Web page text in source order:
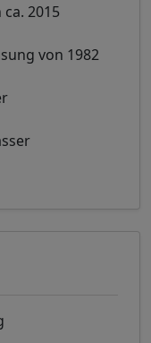
2015
von 1982